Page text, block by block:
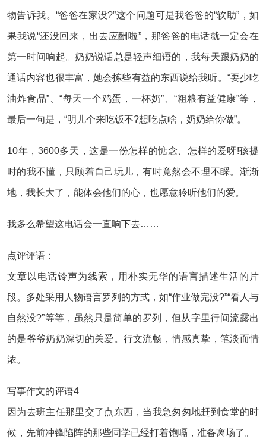
物告诉我。“爸爸在家没?”这个问题可是我爸爸的“软助”，如
果我说“还没回来，出去应酬啦”，那爸爸的电话就一定会在
第一时间响起。奶奶说话总是轻声细语的，我每天跟奶奶的
通话内容也很丰富，她会拣些有益的东西说给我听。“要少吃
油炸食品”、“每天一个鸡蛋，一杯奶”、“粗粮有益健康”等，
最后一句是，“明儿个来吃饭不?想吃点啥，奶奶给你做”。
10年，3600多天，这是一份怎样的惦念、怎样的爱呀!孩提
时的我不懂，只顾着自己玩儿，有时竟然会不理不睬。渐渐
地，我长大了，能体会他们的心，也愿意聆听他们的爱。
我多么希望这电话会一直响下去……
点评评语：
文章以电话铃声为线索，用朴实无华的语言描述生活的片
段。多处采用人物语言罗列的方式，如“作业做完没?”“看人与
自然没?”等等，虽然只是简单的罗列，但从字里行间流露出
的是爷爷奶奶深切的关爱。行文流畅，情感真挚，笔淡而情
浓。
写事作文的评语4
因为去班主任那里交了点东西，当我急匆匆地赶到食堂的时
候，先前冲锋陷阵的那些同学已经打着饱嗝，准备离场了。